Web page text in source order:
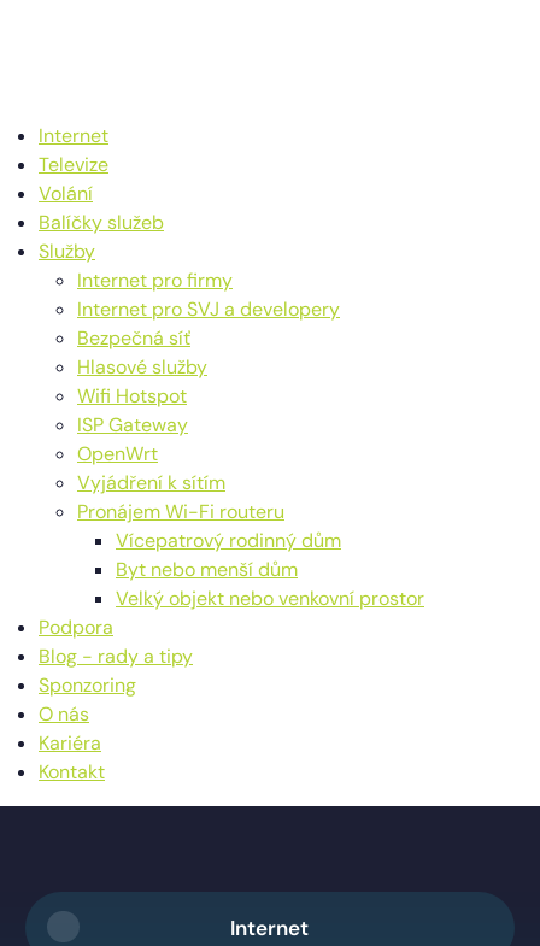
Internet
Televize
Volání
Balíčky služeb
Služby
Internet pro firmy
Internet pro SVJ a developery
Bezpečná síť
Hlasové služby
Wifi Hotspot
ISP Gateway
OpenWrt
Vyjádření k sítím
Pronájem Wi-Fi routeru
Vícepatrový rodinný dům
Byt nebo menší dům
Velký objekt nebo venkovní prostor
Podpora
Blog - rady a tipy
Sponzoring
O nás
Kariéra
Kontakt
Internet